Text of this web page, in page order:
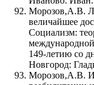
Морозов,А.В.
величайшее
Социализм:
149-летию со
Новгород:
Морозов,А.В.